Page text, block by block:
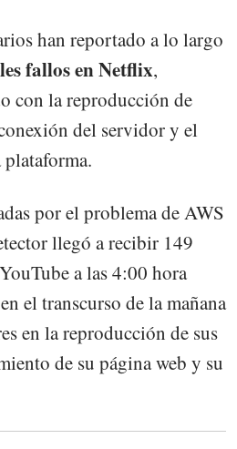
han reportado a lo largo
fallos en Netflix,
con la reproducción de
del servidor y el
por el problema de AWS
llegó a recibir 149
a las 4:00 hora
el transcurso de la mañana
en la reproducción de sus
de su página web y su